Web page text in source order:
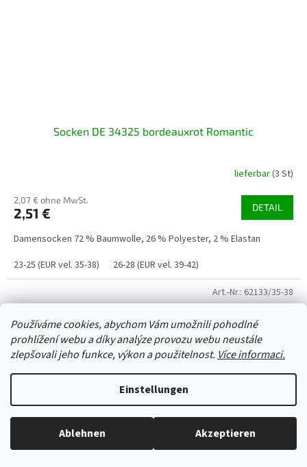
Používáme cookies, abychom Vám umožnili pohodlné
prohlížení webu a díky analýze provozu webu neustále
zlepšovali jeho funkce, výkon a použitelnost. Více informaci.
Einstellungen
Ablehnen Akzeptieren
Socken DE 34325 bordeauxrot Romantic
lieferbar(3 St)
2,07 € ohne MwSt.
2,51 € DETAIL
Damensocken 72 % Baumwolle, 26 % Polyester, 2 % Elastan
23-25 (EUR vel. 35-38)
26-28 (EUR vel. 39-42)
Art.-Nr.: 62133/35-38